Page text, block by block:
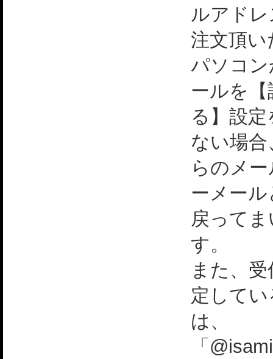
ルアド
注文頂い
パソコ
ールを【
る】設
ない場
らのメ
ーメー
戻って
す。
また、
定して
は、
「